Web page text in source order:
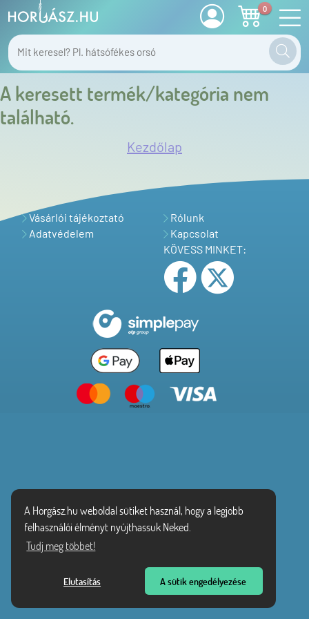
A Horgász.hu weboldal sütiket használ, hogy a legjobb
felhasználói élményt nyújthassuk Neked.
Tudj meg többet!
Elutasítás A sütik engedélyezése
0
A keresett termék/kategória nem
található.
Kezdőlap
Vásárlói tájékoztató
Adatvédelem
Rólunk
Kapcsolat
KÖVESS MINKET: